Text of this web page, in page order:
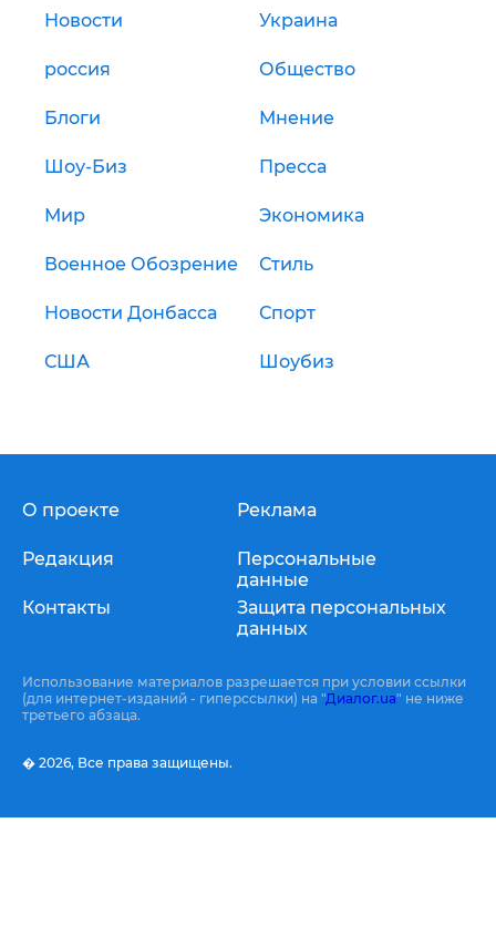
Новости Украина
россия Общество
Блоги Мнение
Шоу-Биз Пресса
Мир Экономика
Военное Обозрение Стиль
Новости Донбасса Спорт
США Шоубиз
О проекте
Редакция
Контакты
Реклама
Персональные
данные
Защита персональных
данных
Использование материалов разрешается при условии ссылки
(для интернет-изданий - гиперссылки) на "Диалог.ua" не ниже
третьего абзаца.
� 2026, Все права защищены.